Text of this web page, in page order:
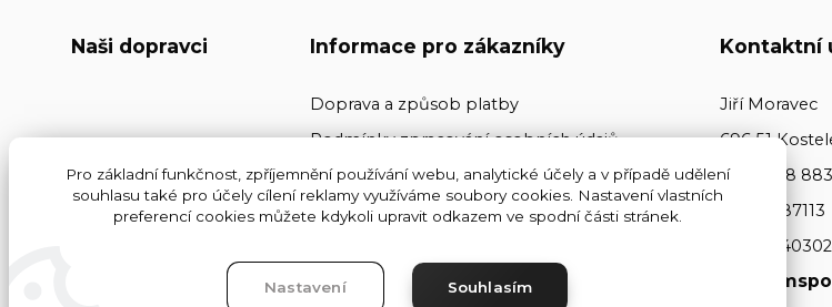
Naši dopravci Informace pro zákazníky
Doprava a způsob platby
Podmínky zpracování osobních údajů
Kontakty
Obchodní podmínky
Kontaktní
Jiří Moravec
696 51
+420 608
ičo: 64487113
dič:
Pro základní funkčnost, zpříjemnění používání webu, analytické účely a v případě udělení
souhlasu také pro účely cílení reklamy využíváme soubory cookies. Nastavení vlastních
preferencí cookies můžete kdykoli upravit odkazem ve spodní části stránek.
Nastavení Souhlasím